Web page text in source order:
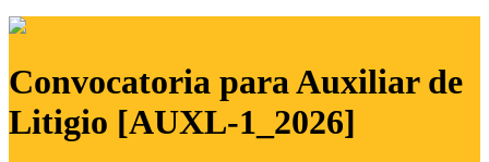
Convocatoria para Auxiliar de
Litigio [AUXL-1_2026]